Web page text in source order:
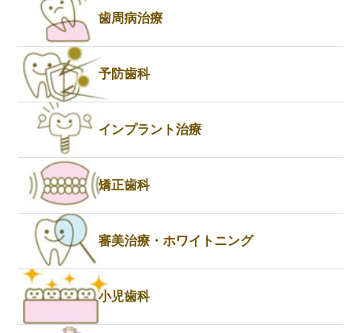
歯周病治療
予防歯科
インプラント治療
矯正歯科
審美治療・ホワイトニング
小児歯科